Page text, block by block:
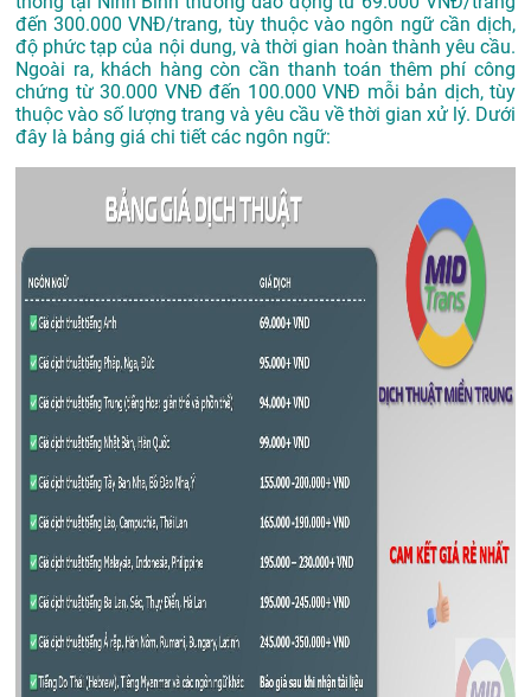
đến 300.000 VNĐ/trang, tùy thuộc vào ngôn ngữ cần dịch,
độ phức tạp của nội dung, và thời gian hoàn thành yêu cầu.
Ngoài ra, khách hàng còn cần thanh toán thêm phí công
chứng từ 30.000 VNĐ đến 100.000 VNĐ mỗi bản dịch, tùy
thuộc vào số lượng trang và yêu cầu về thời gian xử lý. Dưới
đây là bảng giá chi tiết các ngôn ngữ: